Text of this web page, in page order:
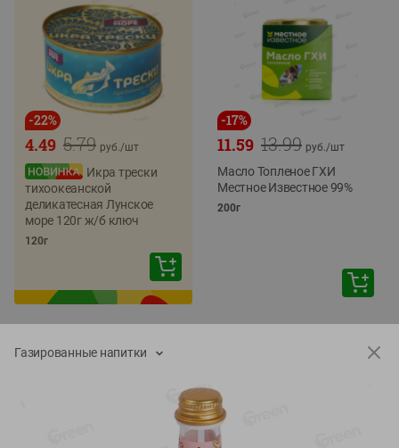
-22%
5.79
4.49 руб./шт
Икра трески
тихоокеанской
деликатесная Лунское
море 120г ж/б ключ
120г
-17%
13.99
11.59 руб./шт
Масло Топленое ГХИ
Местное Известное 99%
200г
Газированные напитки